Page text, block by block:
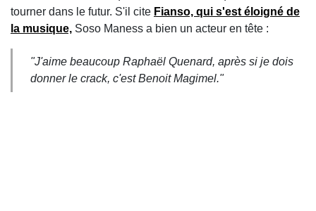
tourner dans le futur. S'il cite Fianso, qui s'est éloigné de
la musique, Soso Maness a bien un acteur en tête :
"J'aime beaucoup Raphaël Quenard, après si je dois
donner le crack, c'est Benoit Magimel."